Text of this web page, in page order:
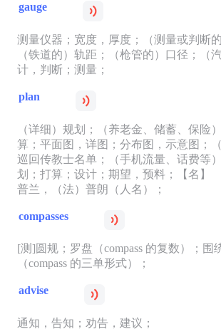
gauge
测量仪器；宽度，厚度；（测量或判断
（铁道的）轨距；（枪管的）口径；（
计，判断；测量；
plan
（详细）规划；（养老金、储蓄、保险
算；平面图，详图；分布图，示意图；
巡回传教士名单；（手机流量、话费等
划；打算；设计；期望，预料；【名】
普兰，（法）普朗（人名）；
compasses
[测]圆规；罗盘（compass 的复数）；围
（compass 的三单形式）；
advise
通知，告知；劝告，建议；